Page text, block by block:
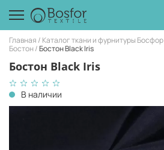
Главная Каталог ткани и фурнитуры Босфор
Бостон Бостон Black Iris
Бостон Black Iris
В наличии